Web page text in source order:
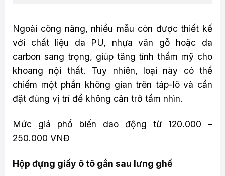
Ngoài công năng, nhiều mẫu còn được thiết kế
với chất liệu da PU, nhựa vân gỗ hoặc da
carbon sang trọng, giúp tăng tính thẩm mỹ cho
khoang nội thất. Tuy nhiên, loại này có thể
chiếm một phần không gian trên táp-lô và cần
đặt đúng vị trí để không cản trở tầm nhìn.
Mức giá phổ biến dao động từ 120.000 –
250.000 VNĐ
Hộp đựng giấy ô tô gắn sau lưng ghế